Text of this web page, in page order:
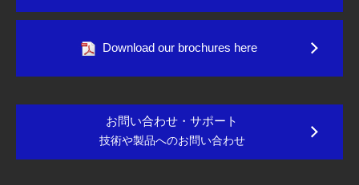
Download our brochures here
お問い合わせ・サポート
技術や製品へのお問い合わせ